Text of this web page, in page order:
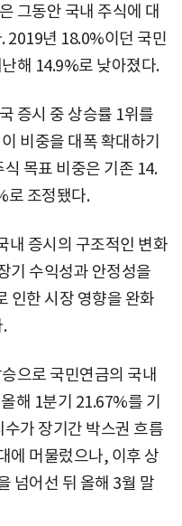
그동안 국내 주식에 대
2019년 18.0%이던 국민
해 14.9%로 낮아졌다.
증시 중 상승률 1위를
비중을 대폭 확대하기
목표 비중은 기존 14.
로 조정됐다.
내 증시의 구조적인 변화
기 수익성과 안정성을
인한 시장 영향을 완화
으로 국민연금의 국내
해 1분기 21.67%를 기
가 장기간 박스권 흐름
에 머물렀으나, 이후 상
넘어선 뒤 올해 3월 말